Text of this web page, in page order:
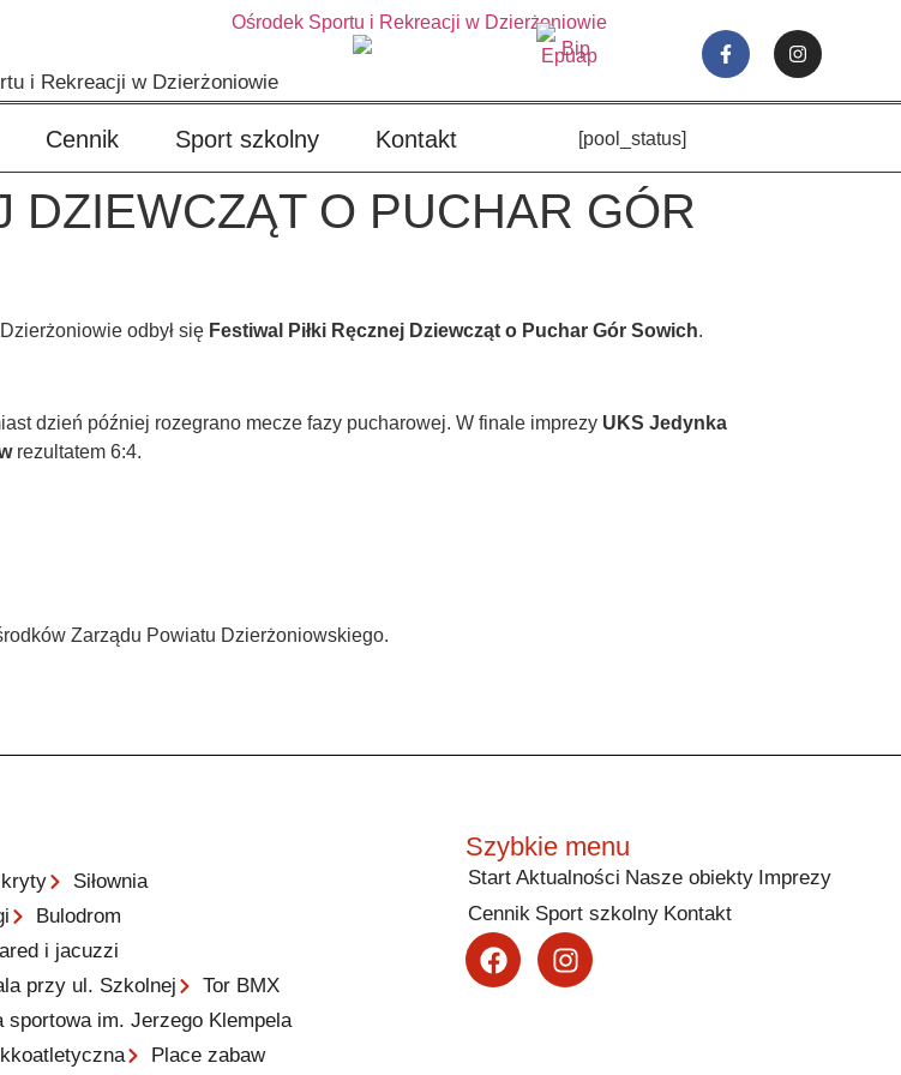
i Rekreacji w Dzierżoniowie
Cennik Sport szkolny Kontakt [pool_status]
DZIEWCZĄT O PUCHAR GÓR
odbył się Festiwal Piłki Ręcznej Dziewcząt o Puchar Gór Sowich.
dzień później rozegrano mecze fazy pucharowej. W finale imprezy UKS Jedynka
rezultatem 6:4.
Zarządu Powiatu Dzierżoniowskiego.
Siłownia
Bulodrom
i jacuzzi
przy ul. Szkolnej
Tor BMX
sportowa im. Jerzego Klempela
Place zabaw
Szybkie menu
Start Aktualności Nasze obiekty Imprezy
Cennik Sport szkolny Kontakt